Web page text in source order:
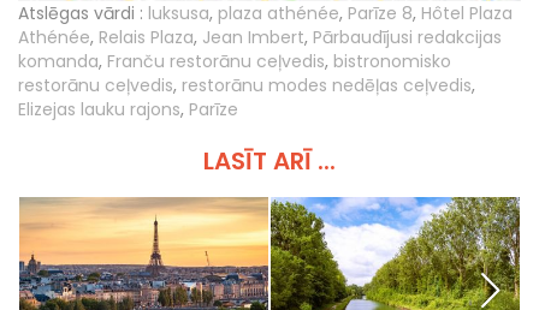
Atslēgas vārdi : luksusa, plaza athénée, Parīze 8, Hôtel Plaza
Athénée, Relais Plaza, Jean Imbert, Pārbaudījusi redakcijas
komanda, Franču restorānu ceļvedis, bistronomisko
restorānu ceļvedis, restorānu modes nedēļas ceļvedis,
Elizejas lauku rajons, Parīze
LASĪT ARĪ ...